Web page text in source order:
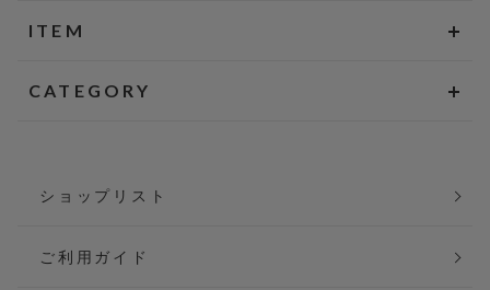
ITEM
CATEGORY
ショップリスト
ご利用ガイド